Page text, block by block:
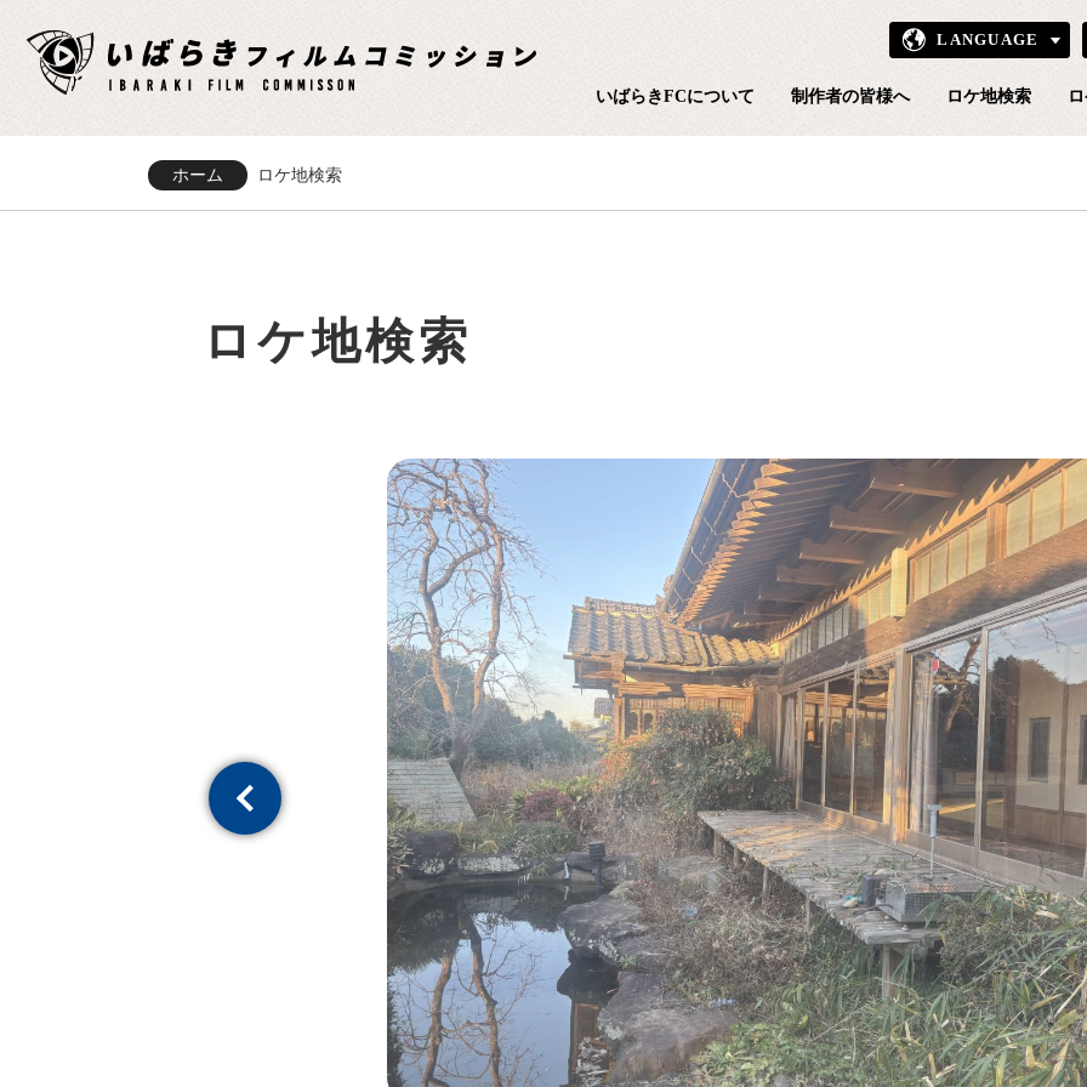
いば
LANGUAGE
いばらきFCについて 制作者の皆様へ ロケ地検索
ホーム ロケ地検索
ロケ地検索
Previous